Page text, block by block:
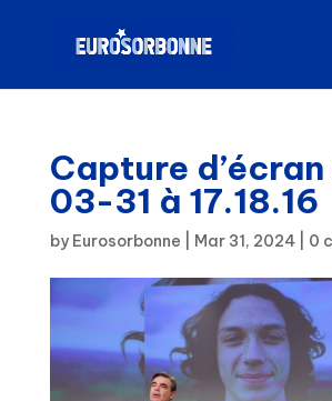
Capture
03-31 à 17.18.16
by Eurosorbonne Mar 31, 2024| 0